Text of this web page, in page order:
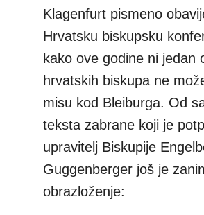
Klagenfurt pismeno
Hrvatsku biskupsku
kako ove godine ni jedan
hrvatskih biskupa ne
misu kod Bleiburga. Od
teksta zabrane koji je
upravitelj Biskupije
Guggenberger još je
obrazloženje: